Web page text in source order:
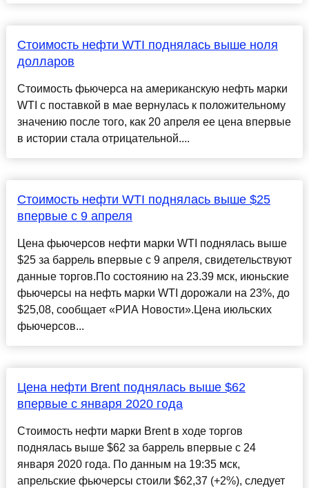
Стоимость нефти WTI поднялась выше ноля
долларов
Стоимость фьючерса на американскую нефть марки
WTI с поставкой в мае вернулась к положительному
значению после того, как 20 апреля ее цена впервые
в истории стала отрицательной....
Стоимость нефти WTI поднялась выше $25
впервые с 9 апреля
Цена фьючерсов нефти марки WTI поднялась выше
$25 за баррель впервые с 9 апреля, свидетельствуют
данные торгов.По состоянию на 23.39 мск, июньские
фьючерсы на нефть марки WTI дорожали на 23%, до
$25,08, сообщает «РИА Новости».Цена июльских
фьючерсов...
Цена нефти Brent поднялась выше $62
впервые с января 2020 года
Стоимость нефти марки Brent в ходе торгов
поднялась выше $62 за баррель впервые с 24
января 2020 года. По данным на 19:35 мск,
апрельские фьючерсы стоили $62,37 (+2%), следует